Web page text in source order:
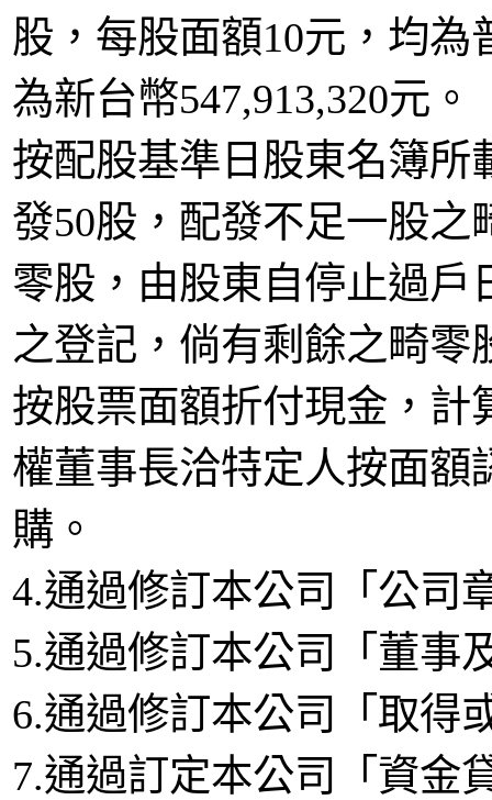
股，每股面額10元，均
為新台幣547,913,320元。
按配股基準日股東名簿所
發50股，配發不足一股之
零股，由股東自停止過戶
之登記，倘有剩餘之畸零
按股票面額折付現金，計
權董事長洽特定人按面額
購。
4.通過修訂本公司「公司
5.通過修訂本公司「董事
6.通過修訂本公司「取得
7.通過訂定本公司「資金